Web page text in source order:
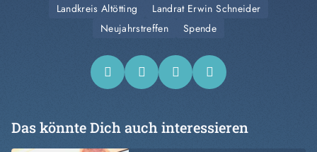
Landkreis Altötting
Landrat Erwin Schneider
Neujahrstreffen
Spende
Das könnte Dich auch interessieren